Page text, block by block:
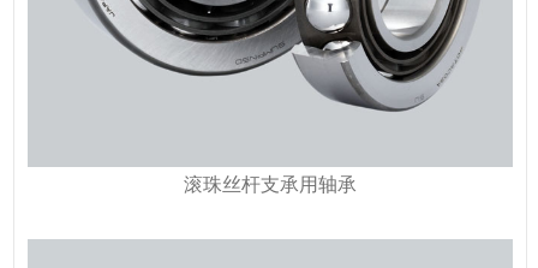
滚珠丝杆支承用轴承